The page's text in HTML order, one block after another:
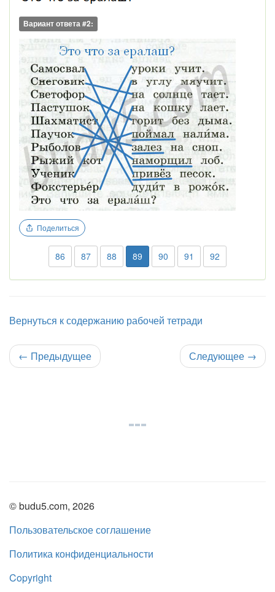
Вариант ответа #2:
Поделиться
86 87 88 89 90 91 92
Вернуться к содержанию рабочей тетради
← Предыдущее Следующее →
© budu5.com, 2026
Пользовательское соглашение
Политика конфиденциальности
Copyright